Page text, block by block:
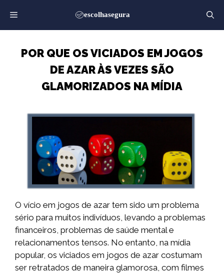
para
o
POR QUE OS VICIADOS EM JOGOS
DE AZAR ÀS VEZES SÃO
GLAMORIZADOS NA MÍDIA
O vício em jogos de azar tem sido um problema
sério para muitos indivíduos, levando a problemas
financeiros, problemas de saúde mental e
relacionamentos tensos. No entanto, na mídia
popular, os viciados em jogos de azar costumam
ser retratados de maneira glamorosa, com filmes